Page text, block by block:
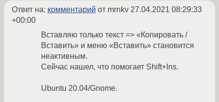
Ответ на: комментарий от mrnkv 27.04.2021 08:29:33
+00:00
Вставляю только текст => «Копировать /
Вставить» и меню «Вставить» становится
неактивным.
Сейчас нашел, что помогает Shift+Ins.
Ubuntu 20.04/Gnome.